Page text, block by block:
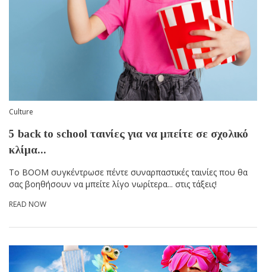
Culture
5 back to school ταινίες για να μπείτε σε σχολικό
κλίμα...
Το BOOM συγκέντρωσε πέντε συναρπαστικές ταινίες που θα
σας βοηθήσουν να μπείτε λίγο νωρίτερα... στις τάξεις!
READ NOW